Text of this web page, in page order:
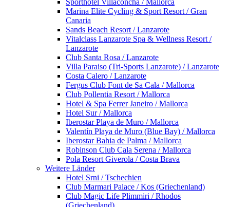
Marina Elite Cycling & Sport Resort / Gran
Canaria
Sands Beach Resort / Lanzarote
Vitalclass Lanzarote Spa & Wellness Resort /
Lanzarote
Club Santa Rosa / Lanzarote
Villa Paraiso (Tri-Sports Lanzarote) / Lanzarote
Costa Calero / Lanzarote
Fergus Club Font de Sa Cala / Mallorca
Club Pollentia Resort / Mallorca
Hotel & Spa Ferrer Janeiro / Mallorca
Hotel Sur / Mallorca
Iberostar Playa de Muro / Mallorca
Valentín Playa de Muro (Blue Bay) / Mallorca
Iberostar Bahia de Palma / Mallorca
Robinson Club Cala Serena / Mallorca
Pola Resort Giverola / Costa Brava
Weitere Länder
Hotel Srni / Tschechien
Club Marmari Palace / Kos (Griechenland)
Club Magic Life Plimmiri / Rhodos
(Griechenland)